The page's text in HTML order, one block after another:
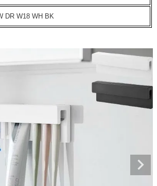
DR W18 WH BK